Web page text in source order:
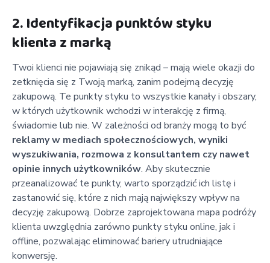
2. Identyfikacja punktów styku
klienta z marką
Twoi klienci nie pojawiają się znikąd – mają wiele okazji do
zetknięcia się z Twoją marką, zanim podejmą decyzję
zakupową. Te punkty styku to wszystkie kanały i obszary,
w których użytkownik wchodzi w interakcję z firmą,
świadomie lub nie. W zależności od branży mogą to być
reklamy w mediach społecznościowych, wyniki
wyszukiwania, rozmowa z konsultantem czy nawet
opinie innych użytkowników. Aby skutecznie
przeanalizować te punkty, warto sporządzić ich listę i
zastanowić się, które z nich mają największy wpływ na
decyzję zakupową. Dobrze zaprojektowana mapa podróży
klienta uwzględnia zarówno punkty styku online, jak i
offline, pozwalając eliminować bariery utrudniające
konwersję.